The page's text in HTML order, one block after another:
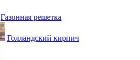
Газонная решетка
Голландский кирпич